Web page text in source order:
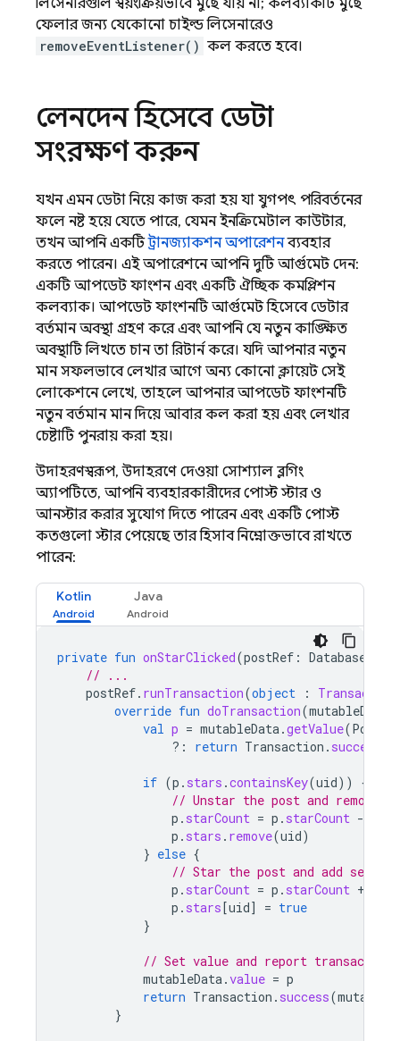
লিসেনারগুলি স্বয়ংক্রিয়ভাবে মুছে যায় না; কলব্যাকটি মুছে
ফেলার জন্য যেকোনো চাইল্ড লিসেনারেও
removeEventListener() কল করতে হবে।
লেনদেন হিসেবে ডেটা
সংরক্ষণ করুন
যখন এমন ডেটা নিয়ে কাজ করা হয় যা যুগপৎ পরিবর্তনের
ফলে নষ্ট হয়ে যেতে পারে, যেমন ইনক্রিমেন্টাল কাউন্টার,
তখন আপনি একটিট্রানজ্যাকশন অপারেশনব্যবহার
করতে পারেন। এই অপারেশনে আপনি দুটি আর্গুমেন্ট দেন:
একটি আপডেট ফাংশন এবং একটি ঐচ্ছিক কমপ্লিশন
কলব্যাক। আপডেট ফাংশনটি আর্গুমেন্ট হিসেবে ডেটার
বর্তমান অবস্থা গ্রহণ করে এবং আপনি যে নতুন কাঙ্ক্ষিত
অবস্থাটি লিখতে চান তা রিটার্ন করে। যদি আপনার নতুন
মান সফলভাবে লেখার আগে অন্য কোনো ক্লায়েন্ট সেই
লোকেশনে লেখে, তাহলে আপনার আপডেট ফাংশনটি
নতুন বর্তমান মান দিয়ে আবার কল করা হয় এবং লেখার
চেষ্টাটি পুনরায় করা হয়।
উদাহরণস্বরূপ, উদাহরণে দেওয়া সোশ্যাল ব্লগিং
অ্যাপটিতে, আপনি ব্যবহারকারীদের পোস্ট স্টার ও
আনস্টার করার সুযোগ দিতে পারেন এবং একটি পোস্ট
কতগুলো স্টার পেয়েছে তার হিসাব নিম্নোক্তভাবে রাখতে
পারেন:
Kotlin Java
private fun onStarClicked(postRef :
// ...
postRef. runTransaction(object : Transaction
override fun doTransaction(mutableData
val p = mutableData.getValue(Post
?:
return Transaction . success
if (p . stars .containsKey(uid))
{
// Unstar the post and remove
p . starCount = p . starCount -
p . stars . remove(uid)
} else {
// Star the post and add self
p . starCount = p . starCount +
p . stars[uid] = true
}
// Set value and report transaction
mutableData.value = p
return Transaction . success(
}